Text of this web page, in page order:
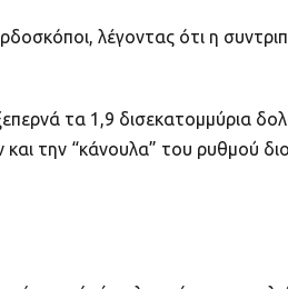
λέγοντας ότι η
τα 1,9 δισεκατομμύρια
την “κάνουλα” του ρυθμού